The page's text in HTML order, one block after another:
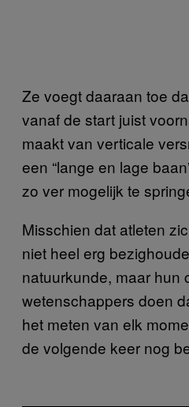
Ze voegt daaraan toe
vanaf de start juist
maakt van verticale
een “lange en lage
zo ver mogelijk te
Misschien dat atleten
niet heel erg
natuurkunde, maar hun
wetenschappers doen
het meten van elk
de volgende keer nog